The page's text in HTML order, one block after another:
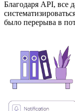
Благодаря API, все
было перерыва в